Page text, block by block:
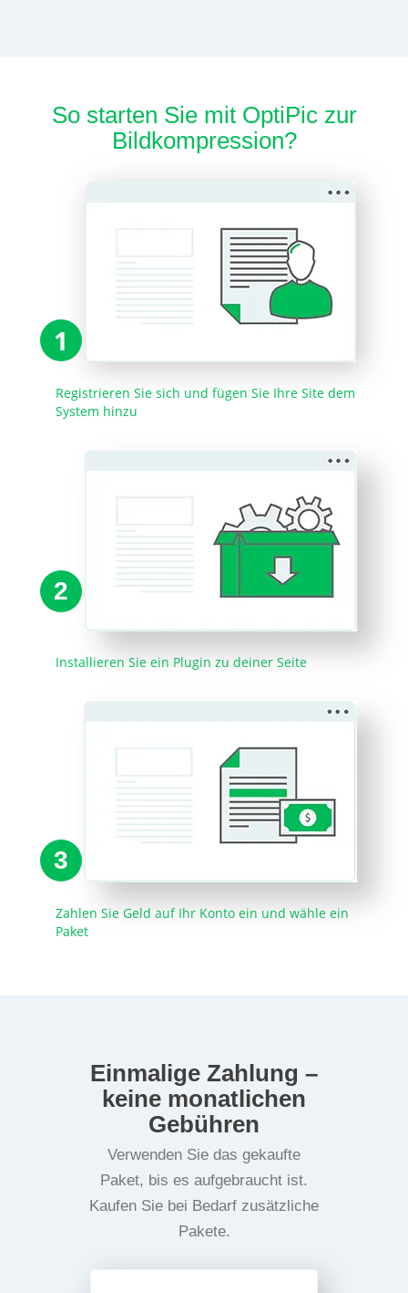
So starten Sie mit OptiPic zur
Bildkompression?
1
Registrieren Sie sich und fügen Sie Ihre Site dem
System hinzu
2
Installieren Sie ein Plugin zu deiner Seite
3
Zahlen Sie Geld auf Ihr Konto ein und wähle ein
Paket
Einmalige Zahlung –
keine monatlichen
Gebühren
Verwenden Sie das gekaufte
Paket, bis es aufgebraucht ist.
Kaufen Sie bei Bedarf zusätzliche
Pakete.